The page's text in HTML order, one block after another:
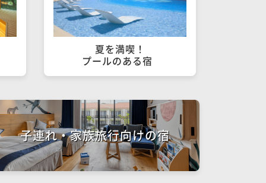
夏を満喫！
子連れ・家族旅行向けの宿